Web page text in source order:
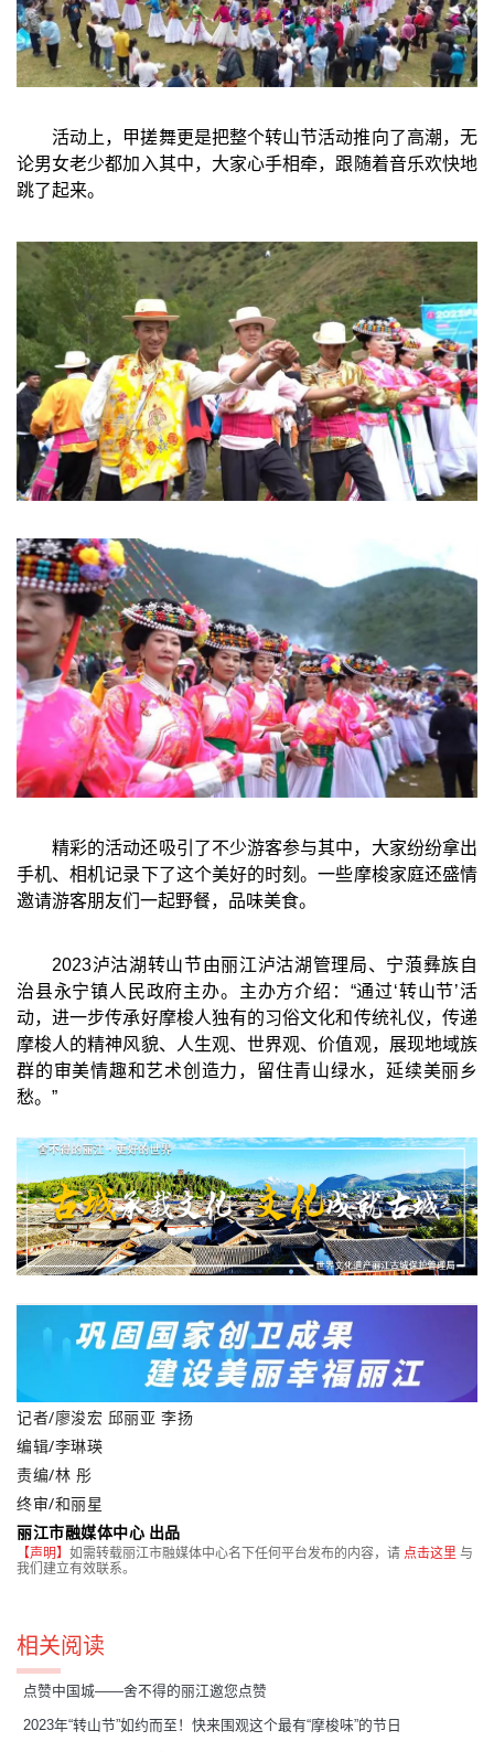
活动上，甲搓舞更是把整个转山节活动推向了高潮，无
论男女老少都加入其中，大家心手相牵，跟随着音乐欢快地
跳了起来。
精彩的活动还吸引了不少游客参与其中，大家纷纷拿出
手机、相机记录下了这个美好的时刻。一些摩梭家庭还盛情
邀请游客朋友们一起野餐，品味美食。
2023泸沽湖转山节由丽江泸沽湖管理局、宁蒗彝族自
治县永宁镇人民政府主办。主办方介绍：“通过‘转山节’活
动，进一步传承好摩梭人独有的习俗文化和传统礼仪，传递
摩梭人的精神风貌、人生观、世界观、价值观，展现地域族
群的审美情趣和艺术创造力，留住青山绿水，延续美丽乡
愁。”
记者/廖浚宏 邱丽亚 李扬
编辑/李琳瑛
责编/林 彤
终审/和丽星
丽江市融媒体中心 出品
【声明】 如需转载丽江市融媒体中心名下任何平台发布的内容，请 点击这里 与
我们建立有效联系。
相关阅读
点赞中国城——舍不得的丽江邀您点赞
2023年“转山节”如约而至！快来围观这个最有“摩梭味”的节日